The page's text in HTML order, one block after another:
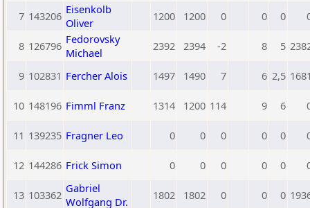
7 143206 Eisenkolb
Oliver
1200 1200 0 0 0
8 126796 Fedorovsky
Michael
2392 2394 -2 8 5
9 102831 Fercher Alois 1497 1490 7 6 2,5
10 148196 Fimml Franz 1314 1200 114 9 6
11 139235 Fragner Leo 0 0 0 0 0
12 144286 Frick Simon 0 0 0 0 0
13 103362 Gabriel
Wolfgang Dr.
1802 1802 0 0 0